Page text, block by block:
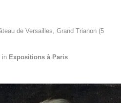
de Versailles, Grand Trianon (5
in Expositions à Paris